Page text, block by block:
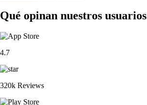
Qué opinan nuestros usuarios
4.7
320k Reviews